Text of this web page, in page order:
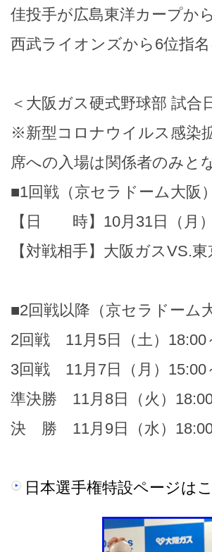
佳投手が広島東洋カープか
西武ライオンズから6位指
＜大阪ガス硬式野球部 試合
※新型コロナウイルス感染
席への入場は関係者のみと
■1回戦（京セラドーム大阪）
【日 時】10月31日（月
【対戦相手】大阪ガスVS.
■2回戦以降（京セラドー
2回戦 11月5日（土）18:00
3回戦 11月7日（月）15:00
準決勝 11月8日（火）
決 勝 11月9日（水）
日本選手権特設ページは